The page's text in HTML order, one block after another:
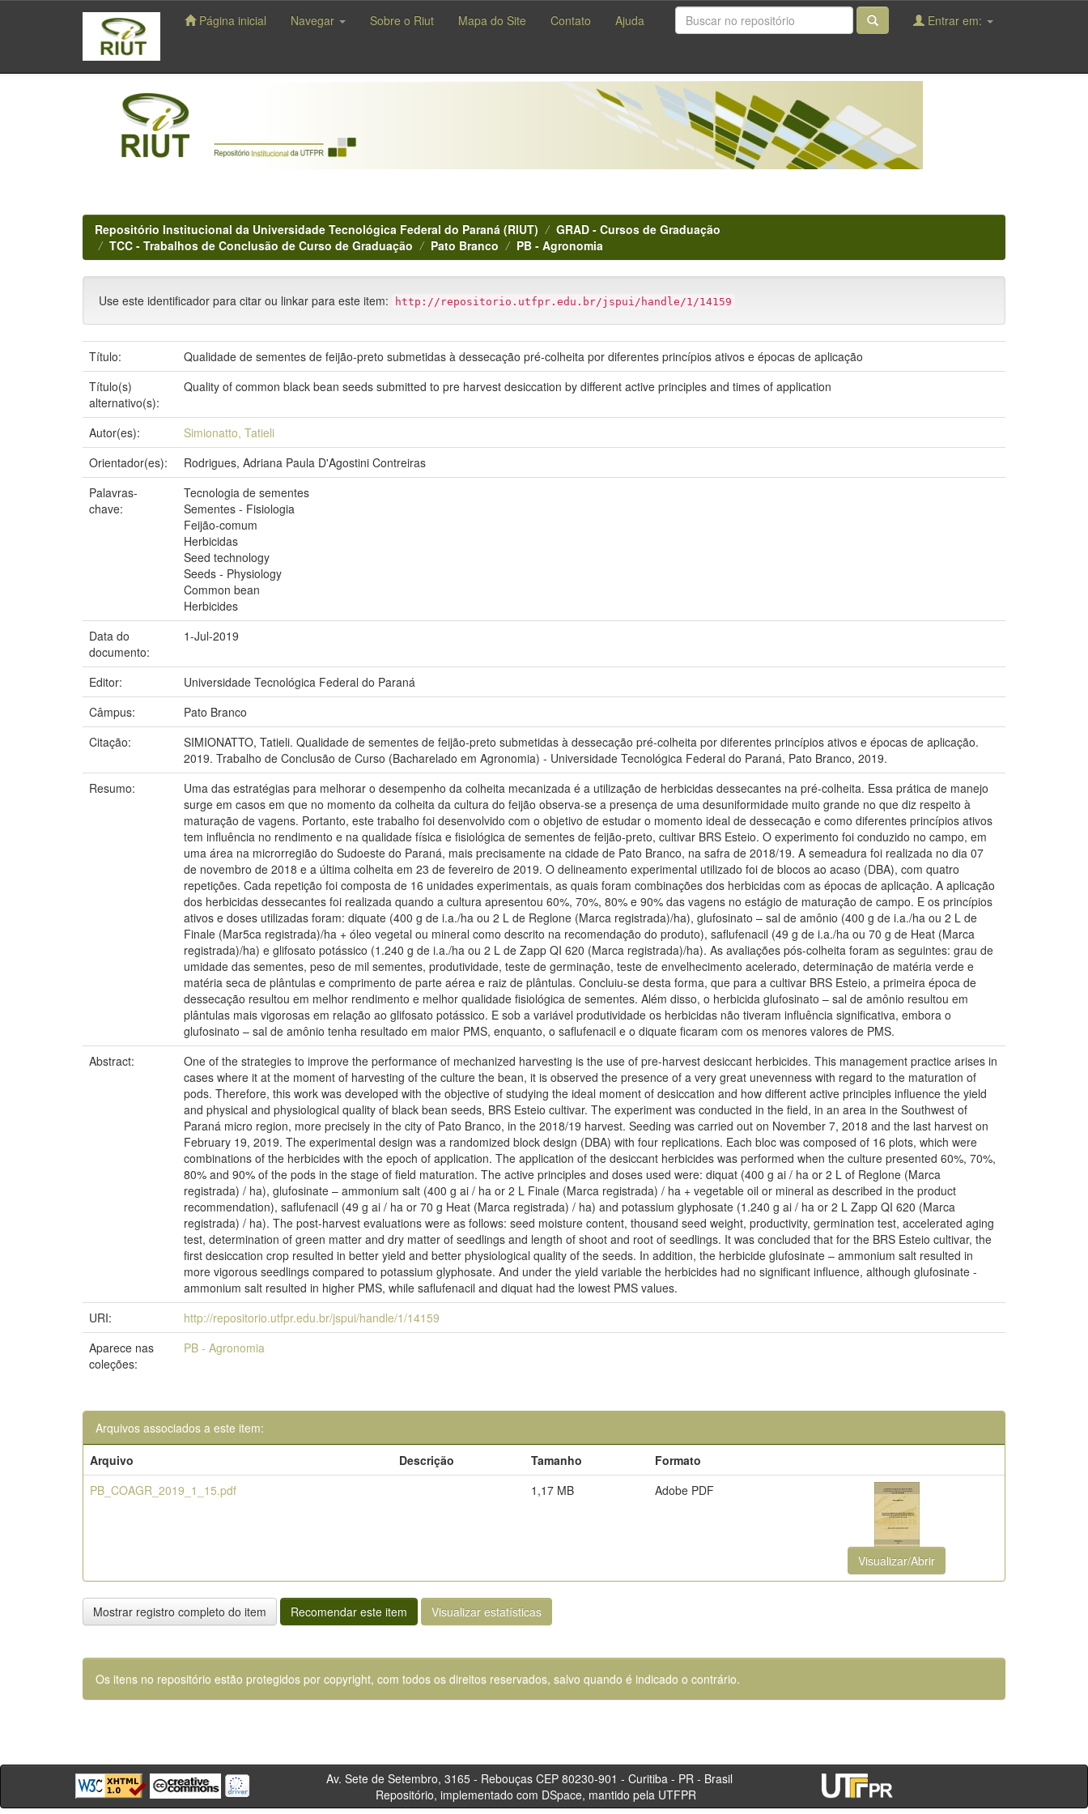
navigation
Página inicial Navegar Sobre o Riut Mapa do Site Contato Ajuda Entrar em:
Repositório Institucional da Universidade Tecnológica Federal do Paraná (RIUT)
GRAD - Cursos de Graduação
TCC - Trabalhos de Conclusão de Curso de Graduação
Pato Branco PB - Agronomia
Use este identificador para citar ou linkar para este item: http://repositorio.utfpr.edu.br/jspui/handle/1/14159
Título:
Qualidade de sementes de feijão-preto submetidas à dessecação pré-colheita por diferentes princípios ativos e épocas de aplicação
Título(s)
alternativo(s):
Quality of common black bean seeds submitted to pre harvest desiccation by different active principles and times of application
Autor(es):
Simionatto, Tatieli
Orientador(es):
Rodrigues, Adriana Paula D'Agostini Contreiras
Palavras-
chave:
Tecnologia de sementes
Sementes - Fisiologia
Feijão-comum
Herbicidas
Seed technology
Seeds - Physiology
Common bean
Herbicides
Data do
documento:
1-Jul-2019
Editor:
Universidade Tecnológica Federal do Paraná
Câmpus:
Pato Branco
Citação:
SIMIONATTO, Tatieli. Qualidade de sementes de feijão-preto submetidas à dessecação pré-colheita por diferentes princípios ativos e épocas de aplicação.
2019. Trabalho de Conclusão de Curso (Bacharelado em Agronomia) - Universidade Tecnológica Federal do Paraná, Pato Branco, 2019.
Resumo:
Uma das estratégias para melhorar o desempenho da colheita mecanizada é a utilização de herbicidas dessecantes na pré-colheita. Essa prática de manejo
surge em casos em que no momento da colheita da cultura do feijão observa-se a presença de uma desuniformidade muito grande no que diz respeito à
maturação de vagens. Portanto, este trabalho foi desenvolvido com o objetivo de estudar o momento ideal de dessecação e como diferentes princípios ativos
tem influência no rendimento e na qualidade física e fisiológica de sementes de feijão-preto, cultivar BRS Esteio. O experimento foi conduzido no campo, em
uma área na microrregião do Sudoeste do Paraná, mais precisamente na cidade de Pato Branco, na safra de 2018/19. A semeadura foi realizada no dia 07
de novembro de 2018 e a última colheita em 23 de fevereiro de 2019. O delineamento experimental utilizado foi de blocos ao acaso (DBA), com quatro
repetições. Cada repetição foi composta de 16 unidades experimentais, as quais foram combinações dos herbicidas com as épocas de aplicação. A aplicação
dos herbicidas dessecantes foi realizada quando a cultura apresentou 60%, 70%, 80% e 90% das vagens no estágio de maturação de campo. E os princípios
ativos e doses utilizadas foram: diquate (400 g de i.a./ha ou 2 L de Reglone (Marca registrada)/ha), glufosinato – sal de amônio (400 g de i.a./ha ou 2 L de
Finale (Mar5ca registrada)/ha + óleo vegetal ou mineral como descrito na recomendação do produto), saflufenacil (49 g de i.a./ha ou 70 g de Heat (Marca
registrada)/ha) e glifosato potássico (1.240 g de i.a./ha ou 2 L de Zapp QI 620 (Marca registrada)/ha). As avaliações pós-colheita foram as seguintes: grau de
umidade das sementes, peso de mil sementes, produtividade, teste de germinação, teste de envelhecimento acelerado, determinação de matéria verde e
matéria seca de plântulas e comprimento de parte aérea e raiz de plântulas. Concluiu-se desta forma, que para a cultivar BRS Esteio, a primeira época de
dessecação resultou em melhor rendimento e melhor qualidade fisiológica de sementes. Além disso, o herbicida glufosinato – sal de amônio resultou em
plântulas mais vigorosas em relação ao glifosato potássico. E sob a variável produtividade os herbicidas não tiveram influência significativa, embora o
glufosinato – sal de amônio tenha resultado em maior PMS, enquanto, o saflufenacil e o diquate ficaram com os menores valores de PMS.
Abstract:
One of the strategies to improve the performance of mechanized harvesting is the use of pre-harvest desiccant herbicides. This management practice arises in
cases where it at the moment of harvesting of the culture the bean, it is observed the presence of a very great unevenness with regard to the maturation of
pods. Therefore, this work was developed with the objective of studying the ideal moment of desiccation and how different active principles influence the yield
and physical and physiological quality of black bean seeds, BRS Esteio cultivar. The experiment was conducted in the field, in an area in the Southwest of
Paraná micro region, more precisely in the city of Pato Branco, in the 2018/19 harvest. Seeding was carried out on November 7, 2018 and the last harvest on
February 19, 2019. The experimental design was a randomized block design (DBA) with four replications. Each bloc was composed of 16 plots, which were
combinations of the herbicides with the epoch of application. The application of the desiccant herbicides was performed when the culture presented 60%, 70%,
80% and 90% of the pods in the stage of field maturation. The active principles and doses used were: diquat (400 g ai / ha or 2 L of Reglone (Marca
registrada) / ha), glufosinate – ammonium salt (400 g ai / ha or 2 L Finale (Marca registrada) / ha + vegetable oil or mineral as described in the product
recommendation), saflufenacil (49 g ai / ha or 70 g Heat (Marca registrada) / ha) and potassium glyphosate (1.240 g ai / ha or 2 L Zapp QI 620 (Marca
registrada) / ha). The post-harvest evaluations were as follows: seed moisture content, thousand seed weight, productivity, germination test, accelerated aging
test, determination of green matter and dry matter of seedlings and length of shoot and root of seedlings. It was concluded that for the BRS Esteio cultivar, the
first desiccation crop resulted in better yield and better physiological quality of the seeds. In addition, the herbicide glufosinate – ammonium salt resulted in
more vigorous seedlings compared to potassium glyphosate. And under the yield variable the herbicides had no significant influence, although glufosinate -
ammonium salt resulted in higher PMS, while saflufenacil and diquat had the lowest PMS values.
URI:
http://repositorio.utfpr.edu.br/jspui/handle/1/14159
Aparece nas
coleções:
PB - Agronomia
Arquivos associados a este item:
Arquivo
Descrição Tamanho
Formato
PB_COAGR_2019_1_15.pdf
1,17 MB Adobe PDF
Visualizar/Abrir
Mostrar registro completo do item Recomendar este item Visualizar estatísticas
Os itens no repositório estão protegidos por copyright, com todos os direitos reservados, salvo quando é indicado o contrário.
Av. Sete de Setembro, 3165 - Rebouças CEP 80230-901 - Curitiba - PR - Brasil
Repositório, implementado com DSpace, mantido pela UTFPR